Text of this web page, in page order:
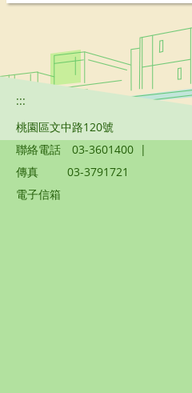
:::
桃園區文中路120號
聯絡電話
03-3601400 |
傳真
03-3791721
電子信箱